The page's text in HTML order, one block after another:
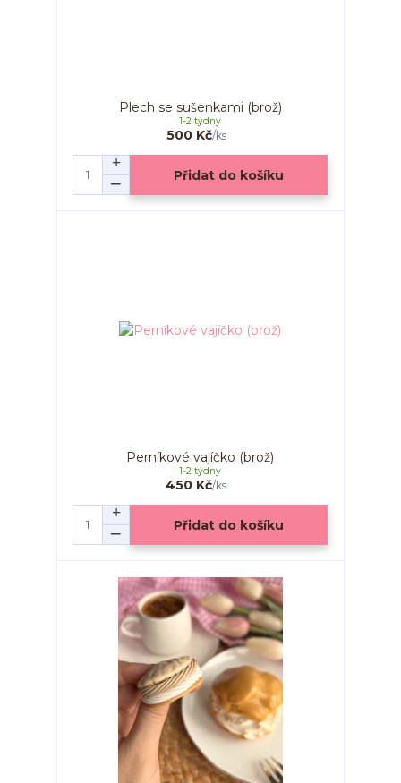
Plech se sušenkami (brož)
500 Kč/ks
1-2 týdny
Přidat do košíku
Perníkové vajíčko (brož)
450 Kč/ks
1-2 týdny
Přidat do košíku